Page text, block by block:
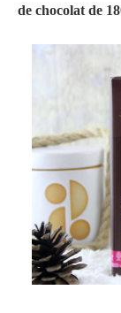
de chocolat de